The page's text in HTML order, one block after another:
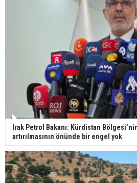
Irak Petrol Bakanı: Kürdistan
artırılmasının önünde bir engel yok